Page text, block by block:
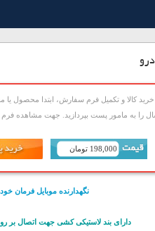
کالا و تکميل فرم سفارش، ابتدا محصول يا
را به مامور پست بپردازيد. جهت مشاهده فرم
198,000 تومان
نگهدارنده موبایل فرمان
دارای بند لاستیکی کشی جهت اتصال بر